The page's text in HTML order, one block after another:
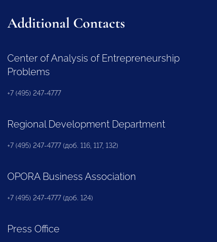
Additional Contacts
Center of Analysis of Entrepreneurship
Problems
+7 (495) 247-4777
Regional Development Department
+7 (495) 247-4777 (доб. 116, 117, 132)
OPORA Business Association
+7 (495) 247-4777 (доб. 124)
Press Office